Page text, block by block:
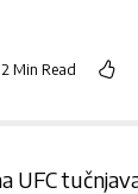
2 Min Read
UFC